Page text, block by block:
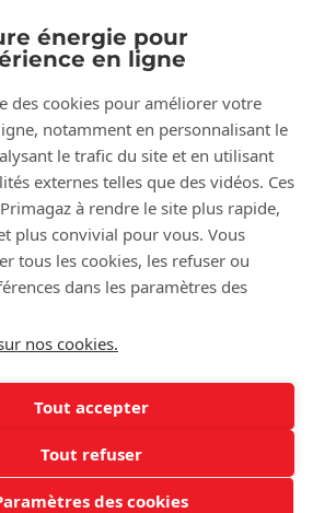
énergie pour
en ligne
des cookies pour améliorer votre
notamment en personnalisant le
le trafic du site et en utilisant
externes telles que des vidéos. Ces
à rendre le site plus rapide,
plus convivial pour vous. Vous
tous les cookies, les refuser ou
dans les paramètres des
nos cookies.
Tout accepter
Tout refuser
des cookies